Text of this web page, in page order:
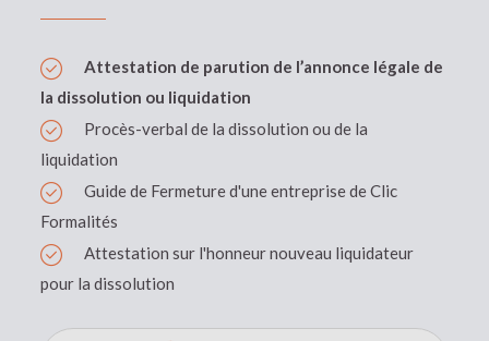
Attestation de parution de l’annonce légale de
la dissolution ou liquidation
Procès-verbal de la dissolution ou de la
liquidation
Guide de Fermeture d'une entreprise de Clic
Formalités
Attestation sur l'honneur nouveau liquidateur
pour la dissolution